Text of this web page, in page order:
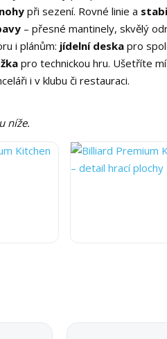
při sezení. Rovné linie a
– přesné mantinely, skvělý
i plánům: jídelní deska pro
pro technickou hru. Ušetříte
i v klubu či restauraci.
níže.